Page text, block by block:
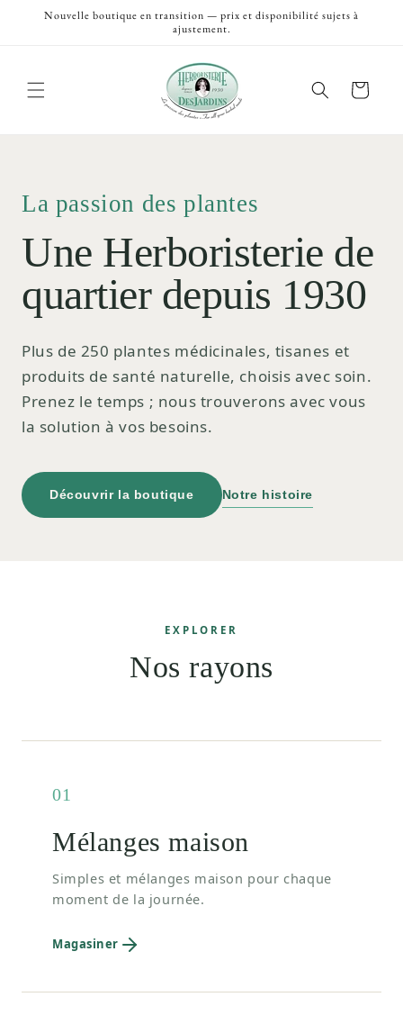
passer
Nouvelle boutique en transition — prix et disponibilité sujets à
ajustement.
Panier
La passion des plantes
Une Herboristerie de
quartier depuis 1930
Plus de 250 plantes médicinales, tisanes et
produits de santé naturelle, choisis avec soin.
Prenez le temps ; nous trouverons avec vous
la solution à vos besoins.
Découvrir la boutique Notre histoire
EXPLORER
Nos rayons
01
Mélanges maison
Simples et mélanges maison pour chaque
moment de la journée.
Magasiner